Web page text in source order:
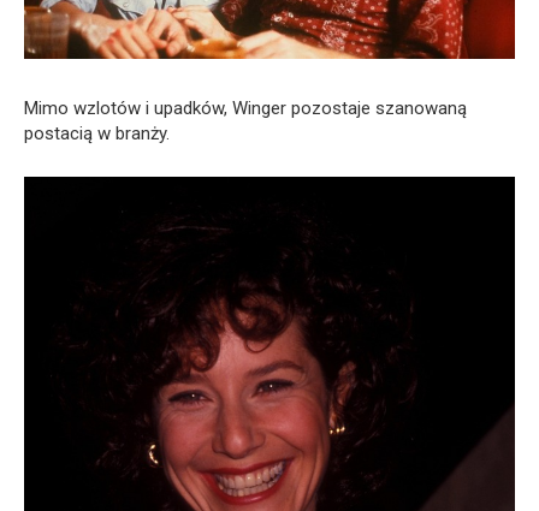
Mimo wzlotów i upadków, Winger pozostaje szanowaną
postacią w branży.